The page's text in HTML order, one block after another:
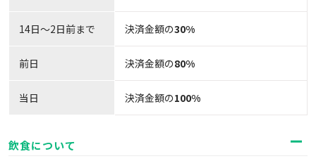
14日～2日前まで 決済金額の30%
前日 決済金額の80%
当日 決済金額の100%
飲食について